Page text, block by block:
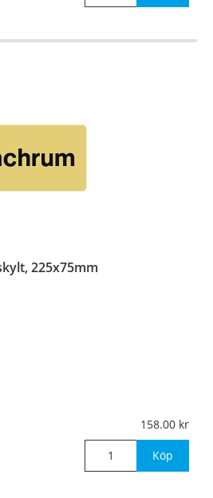
225x75mm
aluminium, 1mm (plan)
158.00
Köp